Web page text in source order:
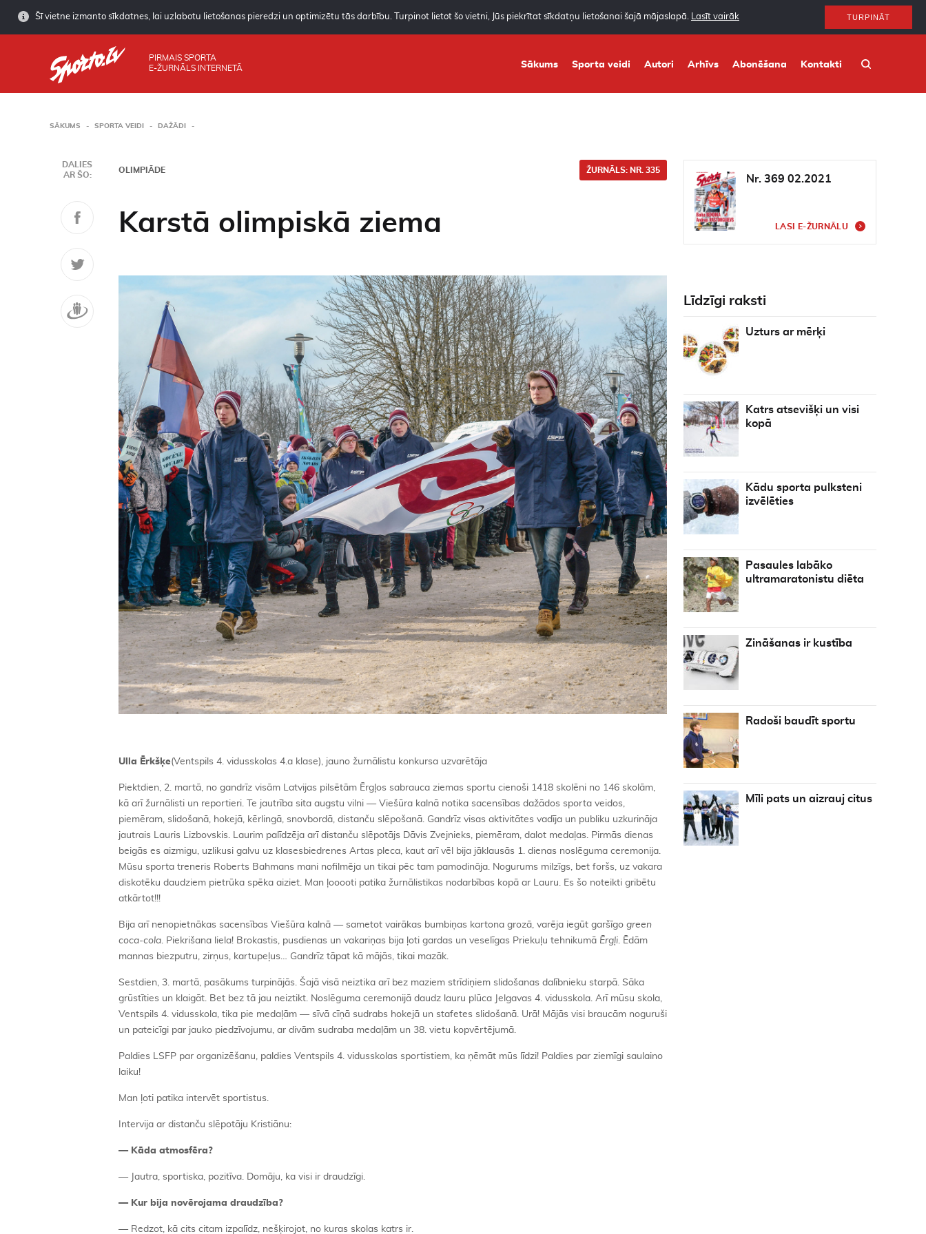
Šī vietne izmanto sīkdatnes, lai uzlabotu lietošanas pieredzi un optimizētu tās darbību. Turpinot lietot šo vietni, Jūs piekrītat sīkdatņu lietošanai šajā mājaslapā. Lasīt vairāk TURPINĀT
PIRMAIS SPORTA
E-ŽURNĀLS INTERNETĀ
Sākums Sporta veidi Autori Arhīvs Abonēšana Kontakti
SĀKUMS SPORTA VEIDI DAŽĀDI
DALIES
AR ŠO:
ŽURNĀLS: NR. 335
OLIMPIĀDE
Karstā olimpiskā ziema
Ulla Ērkšķe(Ventspils 4. vidusskolas 4.a klase), jauno žurnālistu konkursa uzvarētāja
Piektdien, 2. martā, no gandrīz visām Latvijas pilsētām Ērgļos sabrauca ziemas sportu cienoši 1418 skolēni no 146 skolām,
kā arī žurnālisti un reportieri. Te jautrība sita augstu vilni — Viešūra kalnā notika sacensības dažādos sporta veidos,
piemēram, slidošanā, hokejā, kērlingā, snovbordā, distanču slēpošanā. Gandrīz visas aktivitātes vadīja un publiku uzkurināja
jautrais Lauris Lizbovskis. Laurim palīdzēja arī distanču slēpotājs Dāvis Zvejnieks, piemēram, dalot medaļas. Pirmās dienas
beigās es aizmigu, uzlikusi galvu uz klasesbiedrenes Artas pleca, kaut arī vēl bija jāklausās 1. dienas noslēguma ceremonija.
Mūsu sporta treneris Roberts Bahmans mani nofilmēja un tikai pēc tam pamodināja. Nogurums milzīgs, bet foršs, uz vakara
diskotēku daudziem pietrūka spēka aiziet. Man ļooooti patika žurnālistikas nodarbības kopā ar Lauru. Es šo noteikti gribētu
atkārtot!!!
Bija arī nenopietnākas sacensības Viešūra kalnā — sametot vairākas bumbiņas kartona grozā, varēja iegūt garšīgo green
coca-cola . Piekrišana liela! Brokastis, pusdienas un vakariņas bija ļoti gardas un veselīgas Priekuļu tehnikumā Ērgļi . Ēdām
mannas biezputru, zirņus, kartupeļus… Gandrīz tāpat kā mājās, tikai mazāk.
Sestdien, 3. martā, pasākums turpinājās. Šajā visā neiztika arī bez maziem strīdiņiem slidošanas dalībnieku starpā. Sāka
grūstīties un klaigāt. Bet bez tā jau neiztikt. Noslēguma ceremonijā daudz lauru plūca Jelgavas 4. vidusskola. Arī mūsu skola,
Ventspils 4. vidusskola, tika pie medaļām — sīvā cīņā sudrabs hokejā un stafetes slidošanā. Urā! Mājās visi braucām noguruši
un pateicīgi par jauko piedzīvojumu, ar divām sudraba medaļām un 38. vietu kopvērtējumā.
Paldies LSFP par organizēšanu, paldies Ventspils 4. vidusskolas sportistiem, ka ņēmāt mūs līdzi! Paldies par ziemīgi saulaino
laiku!
Man ļoti patika intervēt sportistus.
Intervija ar distanču slēpotāju Kristiānu:
— Kāda atmosfēra?
— Jautra, sportiska, pozitīva. Domāju, ka visi ir draudzīgi.
— Kur bija novērojama draudzība?
— Redzot, kā cits citam izpalīdz, nešķirojot, no kuras skolas katrs ir.
Nr. 369 02.2021
LASI E-ŽURNĀLU
Līdzīgi raksti
Uzturs ar mērķi
Katrs atsevišķi un visi
kopā
Kādu sporta pulksteni
izvēlēties
Pasaules labāko
ultramaratonistu diēta
Zināšanas ir kustība
Radoši baudīt sportu
Mīli pats un aizrauj citus